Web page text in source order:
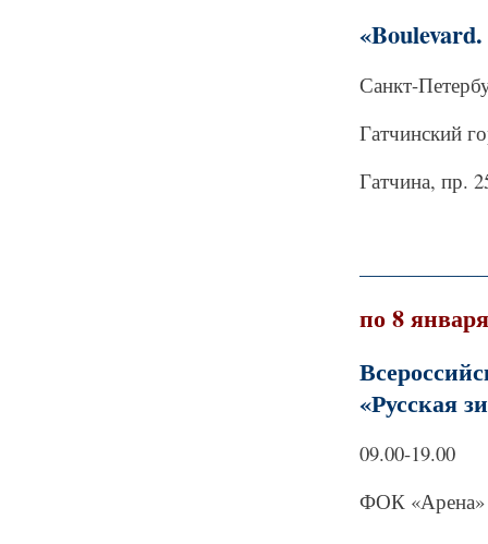
Санкт-
Гатчинский
Гатчина, пр.
по 8 января
«Русская
09.00-19.00
ФОК «Арена»